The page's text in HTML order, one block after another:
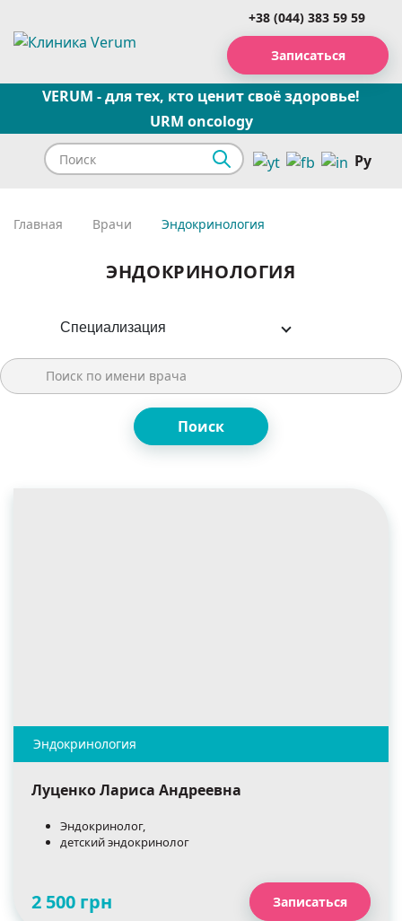
+38 (044) 383 59 59
Записаться
VERUM - для тех, кто ценит своё здоровье!
URM oncology
Ру
Главная Врачи Эндокринология
ЭНДОКРИНОЛОГИЯ
Специализация
Поиск
Луценко Лариса Андреевна
Эндокринолог,
детский эндокринолог
2 500 грн Записаться